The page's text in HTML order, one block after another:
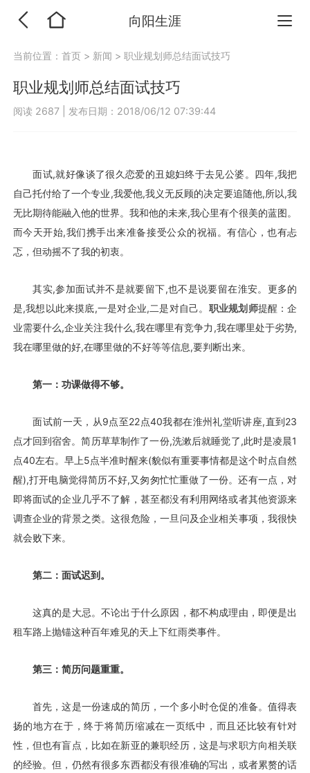
向阳生涯
当前位置：首页 > 新闻 >职业规划师总结面试技巧
职业规划师总结面试技巧
阅读 2687 发布日期：2018/06/12 07:39:44
面试,就好像谈了很久恋爱的丑媳妇终于去见公婆。四年,我把
自己托付给了一个专业,我爱他,我义无反顾的决定要追随他,所以,我
无比期待能融入他的世界。我和他的未来,我心里有个很美的蓝图。
而今天开始,我们携手出来准备接受公众的祝福。有信心，也有忐
忑，但动摇不了我的初衷。
其实,参加面试并不是就要留下,也不是说要留在淮安。更多的
是,我想以此来摸底,一是对企业,二是对自己。 职业规划师提醒：企
业需要什么,企业关注我什么,我在哪里有竞争力,我在哪里处于劣势,
我在哪里做的好,在哪里做的不好等等信息,要判断出来。
第一：功课做得不够。
面试前一天，从9点至22点40我都在淮州礼堂听讲座,直到23
点才回到宿舍。简历草草制作了一份,洗漱后就睡觉了,此时是凌晨1
点40左右。早上5点半准时醒来(貌似有重要事情都是这个时点自然
醒),打开电脑觉得简历不好,又匆匆忙忙重做了一份。还有一点，对
即将面试的企业几乎不了解，甚至都没有利用网络或者其他资源来
调查企业的背景之类。这很危险，一旦问及企业相关事项，我很快
就会败下来。
第二：面试迟到。
这真的是大忌。不论出于什么原因，都不构成理由，即便是出
租车路上抛锚这种百年难见的天上下红雨类事件。
第三：简历问题重重。
首先，这是一份速成的简历，一个多小时仓促的准备。值得表
扬的地方在于，终于将简历缩减在一页纸中，而且还比较有针对
性，但也有盲点，比如在新亚的兼职经历，这是与求职方向相关联
的经验。但，仍然有很多东西都没有很准确的写出，或者累赘的话